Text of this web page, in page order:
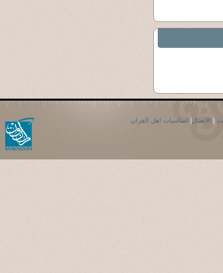
| الاتصال| اساسيات اهل القران